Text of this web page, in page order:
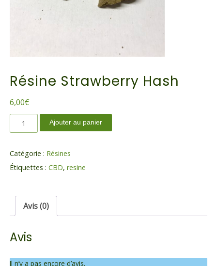
Résine Strawberry Hash
6,00€
quantité
de
Strawberry
Hash
Ajouter au panier
Catégorie : Résines
Étiquettes : CBD, resine
Avis (0)
Avis
Il n’y a pas encore d’avis.